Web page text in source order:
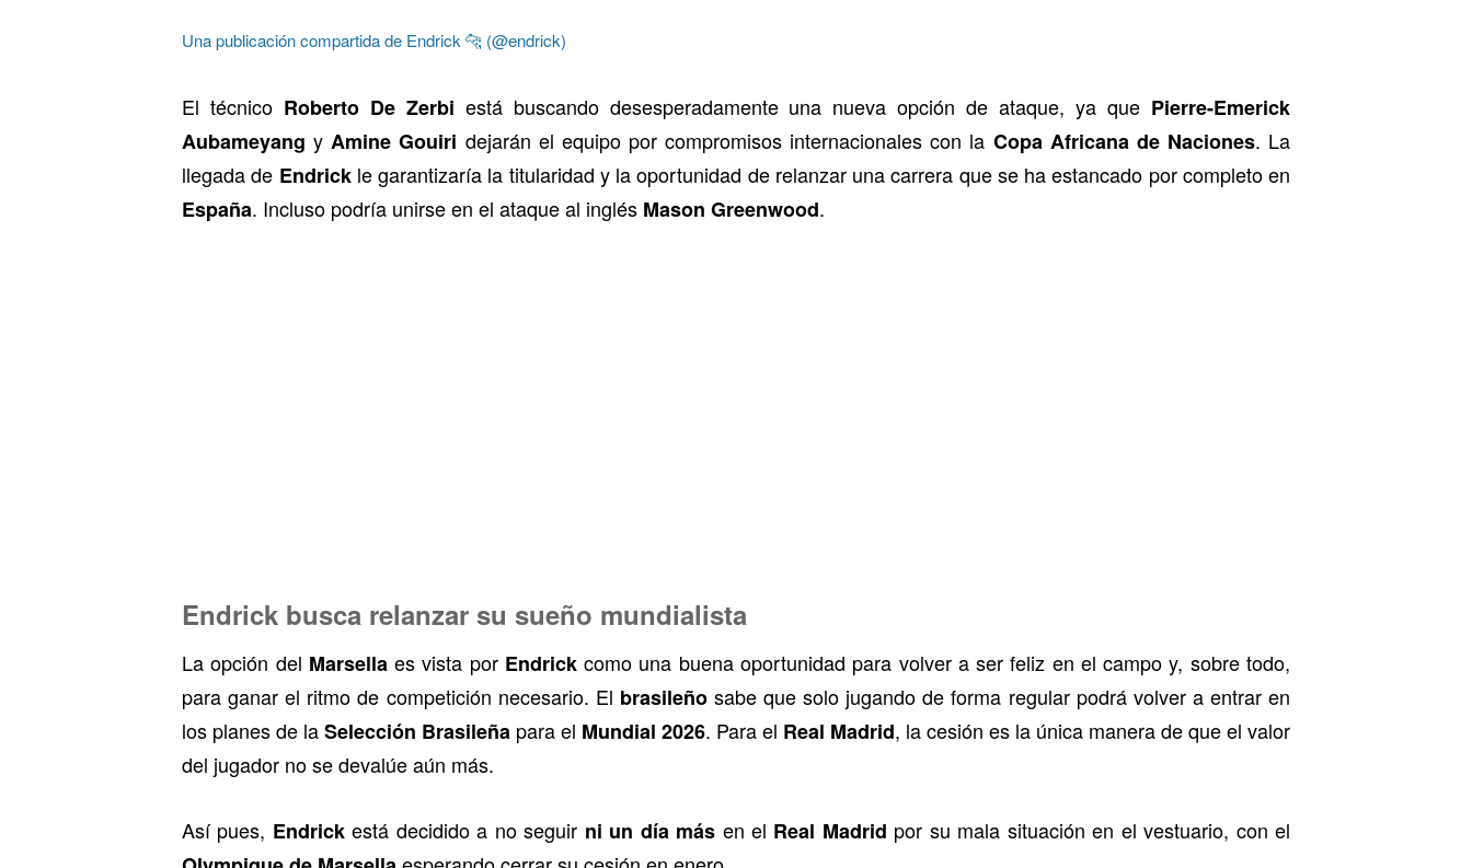
Una publicación compartida de Endrick 🐆 (@endrick)
El técnico Roberto De Zerbi está buscando desesperadamente una nueva opción de ataque, ya que Pierre-Emerick
Aubameyang y Amine Gouiri dejarán el equipo por compromisos internacionales con la Copa Africana de Naciones. La
llegada de Endrickle garantizaría la titularidad y la oportunidad de relanzar una carrera que se ha estancado por completo en
España. Incluso podría unirse en el ataque al inglés Mason Greenwood.
Endrick busca relanzar su sueño mundialista
La opción del Marsella es vista por Endrickcomo una buena oportunidad para volver a ser feliz en el campo y, sobre todo,
para ganar el ritmo de competición necesario. El brasileñosabe que solo jugando de forma regular podrá volver a entrar en
los planes de laSelección Brasileña para el Mundial 2026. Para el Real Madrid, la cesión es la única manera de que el valor
del jugador no se devalúe aún más.
Así pues, Endrickestá decidido a no seguir ni un día más en el Real Madrid por su mala situación en el vestuario, con el